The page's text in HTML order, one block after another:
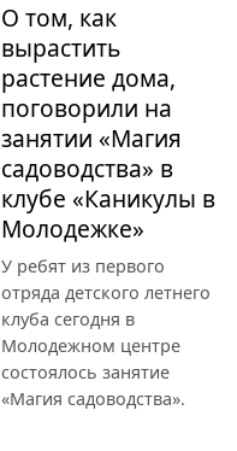
О том, как
вырастить
растение дома,
поговорили на
занятии «Магия
садоводства» в
клубе «Каникулы в
Молодежке»
У ребят из первого
отряда детского летнего
клуба сегодня в
Молодежном центре
состоялось занятие
«Магия садоводства».